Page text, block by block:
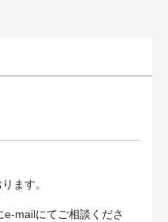
ます。
mailにてご相談くださ